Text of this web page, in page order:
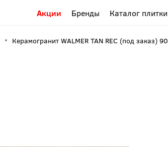
Акции Бренды Каталог плитки
Керамогранит WALMER TAN REC (под заказ) 90